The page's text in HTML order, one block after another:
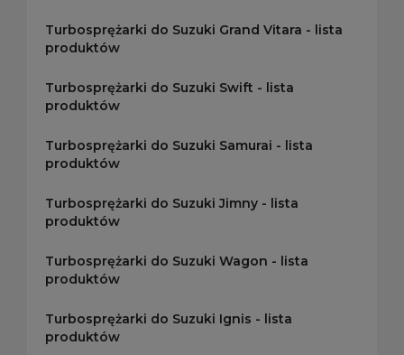
Turbosprężarki do Suzuki Grand Vitara - lista
produktów
Turbosprężarki do Suzuki Swift - lista
produktów
Turbosprężarki do Suzuki Samurai - lista
produktów
Turbosprężarki do Suzuki Jimny - lista
produktów
Turbosprężarki do Suzuki Wagon - lista
produktów
Turbosprężarki do Suzuki Ignis - lista
produktów